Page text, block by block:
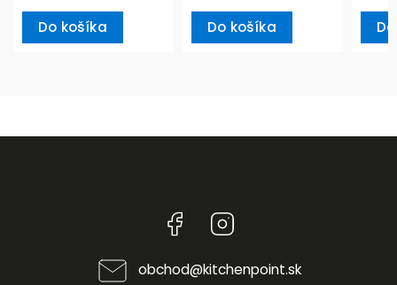
Do košíka Do košíka
Facebook
obchod@kitchenpoint.sk